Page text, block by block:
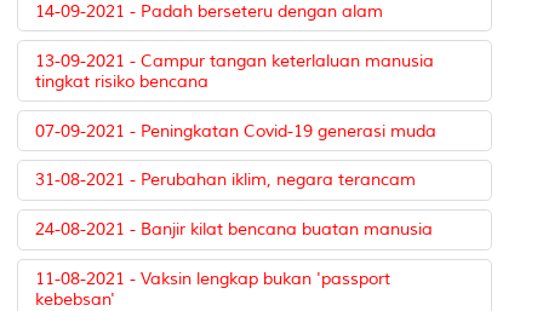
14-09-2021 - Padah berseteru dengan alam
13-09-2021 - Campur tangan keterlaluan manusia
tingkat risiko bencana
07-09-2021 - Peningkatan Covid-19 generasi muda
31-08-2021 - Perubahan iklim, negara terancam
24-08-2021 - Banjir kilat bencana buatan manusia
11-08-2021 - Vaksin lengkap bukan 'passport
kebebsan'